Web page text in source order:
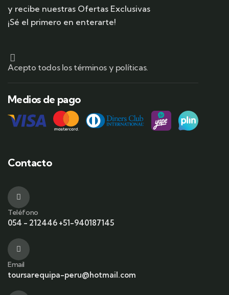
y recibe nuestras Ofertas Exclusivas
¡Sé el primero en enterarte!
Acepto todos los términos y políticas.
Medios de pago
Contacto
Teléfono
054 - 212446 +51-940187145
Email
toursarequipa-peru@hotmail.com